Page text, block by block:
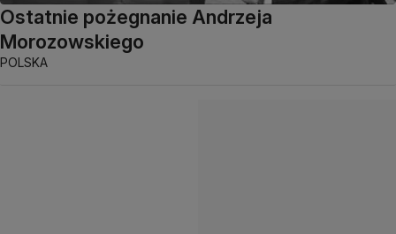
Ostatnie pożegnanie Andrzeja
Morozowskiego
POLSKA